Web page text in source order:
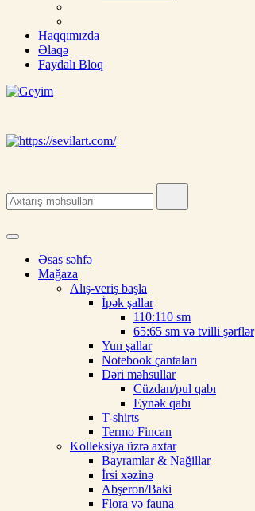
Haqqımızda
Əlaqə
Faydalı Bloq
for:
Əsas səhfə
Mağaza
Alış-veriş başla
İpək şallar
110:110 sm
65:65 sm və tvilli şərflər
Yun şallar
Notebook çantaları
Dəri məhsullar
Cüzdan/pul qabı
Eynək qabı
T-shirts
Termo Fincan
Kolleksiya üzrə axtar
Bayramlar & Nağillar
İrsi xəzinə
Abşeron/Baki
Flora və fauna